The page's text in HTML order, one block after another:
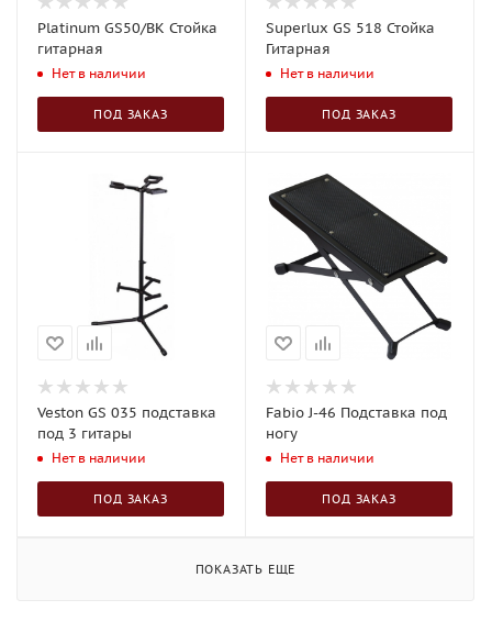
Platinum GS50/BK Стойка
гитарная
Нет в наличии
ПОД ЗАКАЗ
Superlux GS 518 Стойка
Гитарная
Нет в наличии
ПОД ЗАКАЗ
Veston GS 035 подставка
под 3 гитары
Нет в наличии
ПОД ЗАКАЗ
Fabio J-46 Подставка под
ногу
Нет в наличии
ПОД ЗАКАЗ
ПОКАЗАТЬ ЕЩЕ